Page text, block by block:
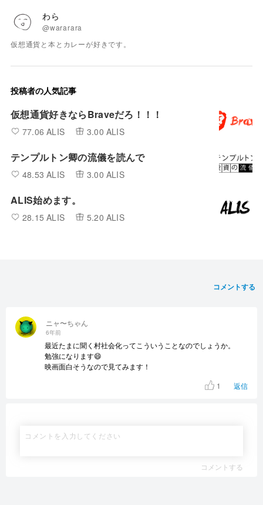
わら
@wararara
仮想通貨と本とカレーが好きです。
投稿者の人気記事
仮想通貨好きならBraveだろ！！！
77.06 ALIS 3.00 ALIS
テンプルトン卿の流儀を読んで
48.53 ALIS 3.00 ALIS
ALIS始めます。
28.15 ALIS 5.20 ALIS
コメントする
ニャ〜ちゃん
6年前
最近たまに聞く村社会化ってこういうことなのでしょうか。
勉強になります😄
映画面白そうなので見てみます！
1
返信
コメントする